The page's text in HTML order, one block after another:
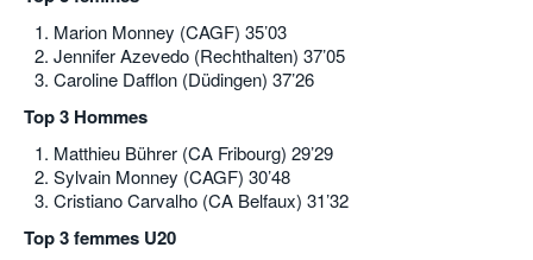
Marion Monney (CAGF) 35’03
Jennifer Azevedo (Rechthalten) 37’05
Caroline Dafflon (Düdingen) 37’26
Top 3 Hommes
Matthieu Bührer (CA Fribourg) 29’29
Sylvain Monney (CAGF) 30’48
Cristiano Carvalho (CA Belfaux) 31’32
Top 3 femmes U20